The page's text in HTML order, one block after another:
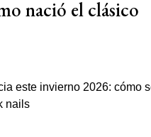
nació el clásico